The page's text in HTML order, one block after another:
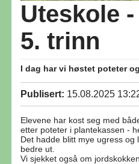
Uteskole
5. trinn
I dag har vi høstet poteter
Publisert: 15.08.2025
Elevene har kost seg med
etter poteter i plantekassen -
Det hadde blitt mye ugress
bedre ut.
Vi sjekket også om